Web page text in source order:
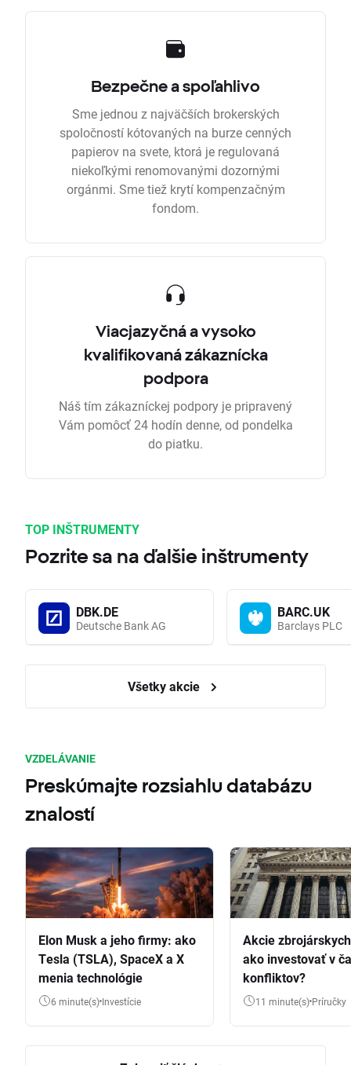
Bezpečne a spoľahlivo
Sme jednou z najväčších brokerských
spoločností kótovaných na burze cenných
papierov na svete, ktorá je regulovaná
niekoľkými renomovanými dozornými
orgánmi. Sme tiež krytí kompenzačným
fondom.
Viacjazyčná a vysoko
kvalifikovaná zákaznícka
podpora
Náš tím zákazníckej podpory je pripravený
Vám pomôcť 24 hodín denne, od pondelka
do piatku.
TOP INŠTRUMENTY
Pozrite sa na ďalšie inštrumenty
DBK.DE
Deutsche Bank AG
BARC.UK
Barclays PLC
Všetky akcie
VZDELÁVANIE
Preskúmajte rozsiahlu databázu
znalostí
Elon Musk a jeho firmy: ako
Tesla (TSLA), SpaceX a X
menia technológie
6 minute(s) Investície
Akcie
ako investovať v
konfliktov?
11 minute(s) Príručky